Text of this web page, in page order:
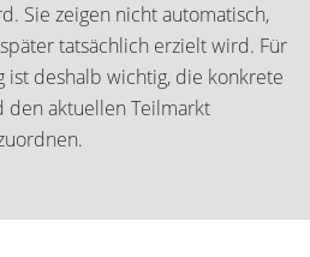
Sie zeigen nicht automatisch,
tatsächlich erzielt wird. Für
ist deshalb wichtig, die konkrete
den aktuellen Teilmarkt